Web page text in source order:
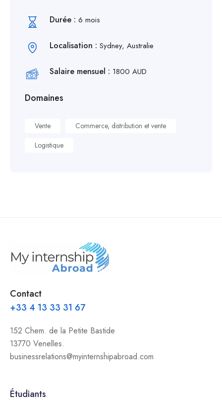
Durée : 6 mois
Localisation : Sydney, Australie
Salaire mensuel : 1800 AUD
Domaines
Vente
Commerce, distribution et vente
Logistique
Contact
+33 4 13 33 31 67
152 Chem. de la Petite Bastide
13770 Venelles.
businessrelations@myinternshipabroad.com
Étudiants